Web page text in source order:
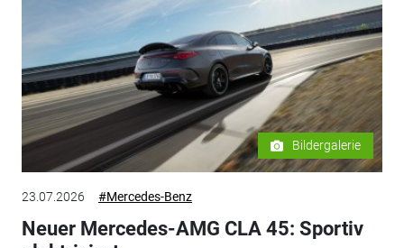
Bildergalerie
23.07.2026 #Mercedes-Benz
Neuer Mercedes-AMG CLA 45: Sportiv